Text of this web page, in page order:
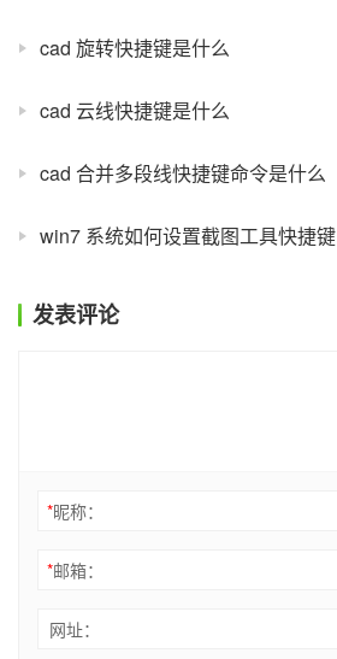
cad 旋转快捷键是什么
cad 云线快捷键是什么
cad 合并多段线快捷键命令是什么
win7 系统如何设置截图工具快捷键
发表评论
*昵称：
*邮箱：
网址：